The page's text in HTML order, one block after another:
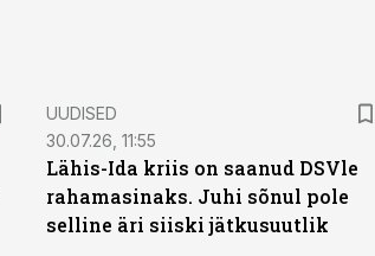
UUDISED
30.07.26, 11:55
Lähis-Ida kriis on saanud DSVle
rahamasinaks. Juhi sõnul pole
selline äri siiski jätkusuutlik